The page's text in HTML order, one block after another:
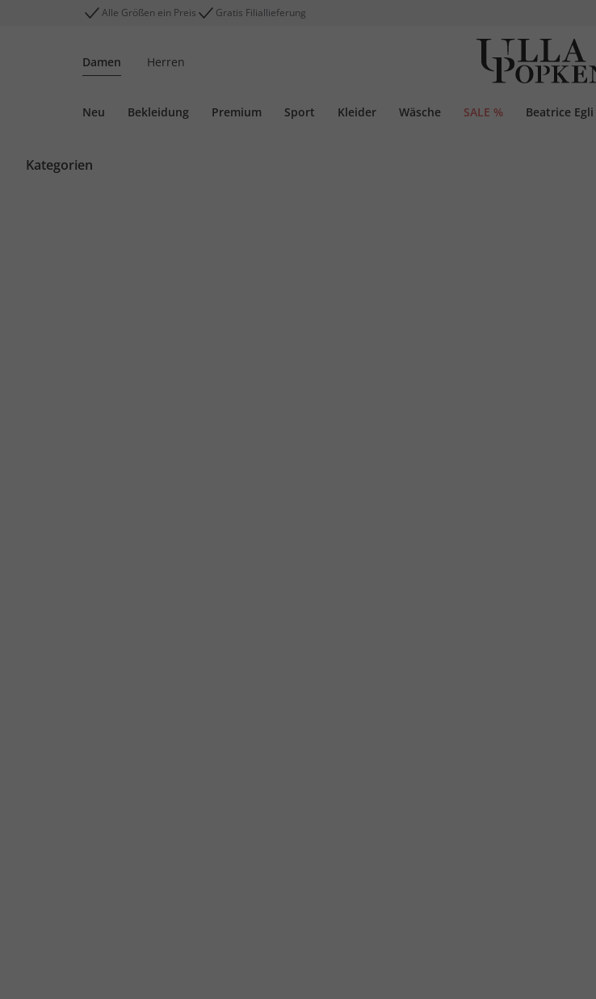
Alle Größen ein Preis Gratis Filiallieferung
Damen Herren
Neu Bekleidung Premium Sport Kleider Wäsche SALE % Beatrice Egli
Kategorien